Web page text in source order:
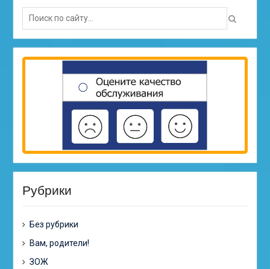
Search
for:
Рубрики
Без рубрики
Вам, родители!
ЗОЖ